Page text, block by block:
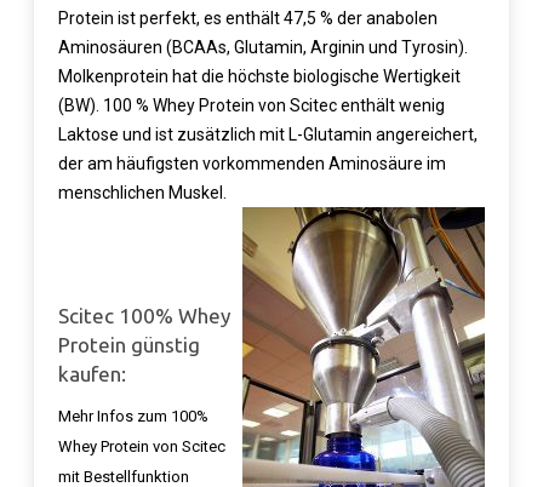
Protein ist perfekt, es enthält 47,5 % der anabolen
Aminosäuren (BCAAs, Glutamin, Arginin und Tyrosin).
Molkenprotein hat die höchste biologische Wertigkeit
(BW). 100 % Whey Protein von Scitec enthält wenig
Laktose und ist zusätzlich mit L-Glutamin angereichert,
der am häufigsten vorkommenden Aminosäure im
menschlichen Muskel.
Scitec 100% Whey
Protein günstig
kaufen:
Mehr Infos zum 100%
Whey Protein von Scitec
mit Bestellfunktion